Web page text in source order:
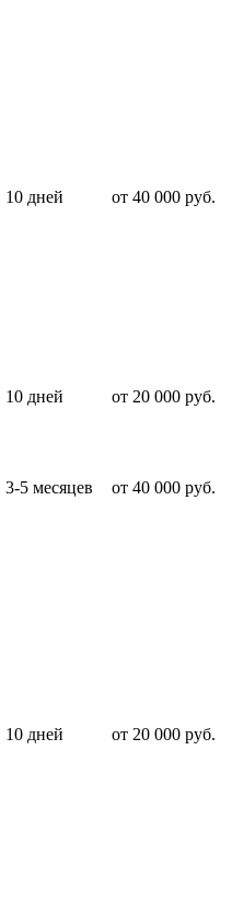
10 дней от 40 000 руб.
10 дней
от 20 000 руб.
3-5 месяцев от 40 000 руб.
10 дней от 20 000 руб.